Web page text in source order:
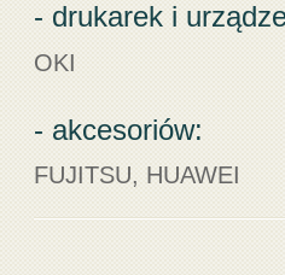
- drukarek i
OKI
- akcesoriów:
FUJITSU, HUAWEI